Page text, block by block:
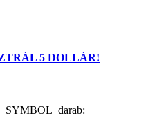
5 DOLLÁR!